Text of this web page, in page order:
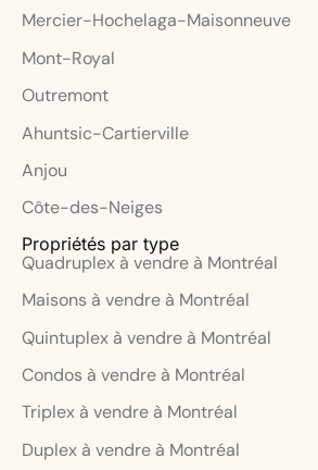
Propriétés par type
Quadruplex à vendre à Montréal
Maisons à vendre à Montréal
Quintuplex à vendre à Montréal
Condos à vendre à Montréal
Triplex à vendre à Montréal
Duplex à vendre à Montréal
Mercier-Hochelaga-Maisonneuve
Mont-Royal
Outremont
Ahuntsic-Cartierville
Anjou
Côte-des-Neiges